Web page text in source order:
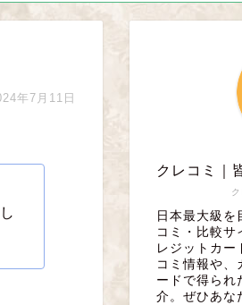
年7月11日
クレコミ｜
日本最大級を
コミ・比較サ
レジットカー
コミ情報や、
ードで得られ
介。ぜひあな